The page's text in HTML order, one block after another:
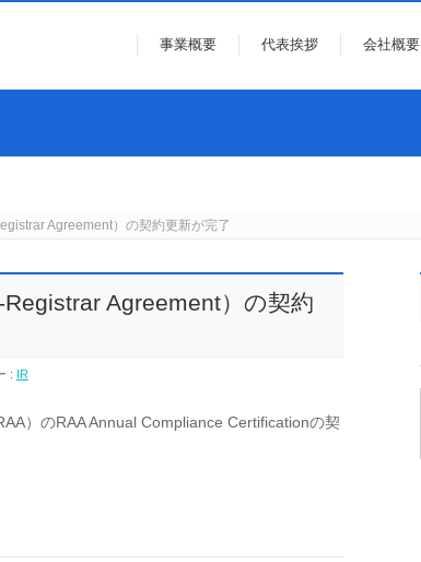
事業概要 代表挨拶 会社概要
Agreement）の契約更新が完了
Agreement）の契約
: IR
）のRAA Annual Compliance Certificationの契